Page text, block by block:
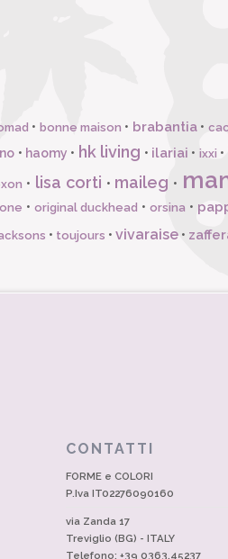
• bonne maison • brabantia•
• haomy • hk living • ilariai • ixxi •
• lisa corti • maileg •
• original duckhead • orsina •
• toujours • vivaraise •
CONTATTI
FORME e COLORI
P.Iva IT02276090160
via Zanda 17
Treviglio (BG) - ITALY
Telefono: +39 0363.45237